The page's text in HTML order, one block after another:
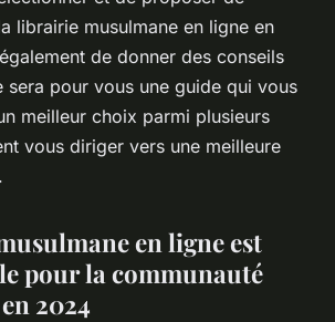
librairie musulmane en ligne en
de donner des conseils
sera pour vous une guide qui vous
meilleur choix parmi plusieurs
vous diriger vers une meilleure
en ligne est
pour la communauté
2024